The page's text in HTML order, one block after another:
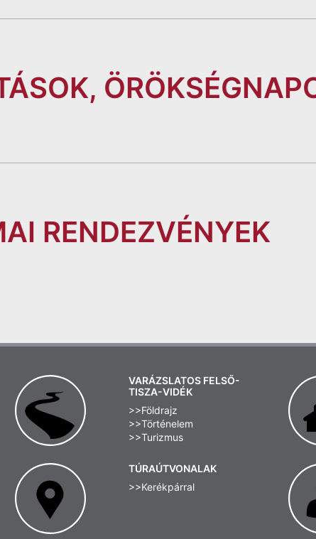
RENDEZVÉNYEK
VARÁZSLATOS FELSŐ-
TISZA-VIDÉK
>>Földrajz
>>Történelem
>>Turizmus
TÚRAÚTVONALAK
>>Kerékpárral